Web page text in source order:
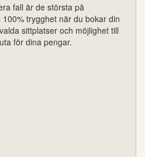
fall är de största på
trygghet när du bokar din
sittplatser och möjlighet till
för dina pengar.